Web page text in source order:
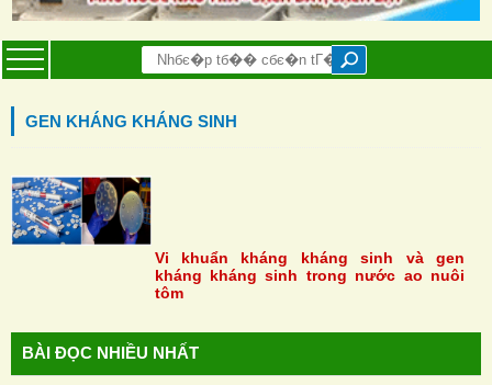
GEN KHÁNG KHÁNG SINH
Vi khuẩn kháng kháng sinh và gen
kháng kháng sinh trong nước ao nuôi
tôm
BÀI ĐỌC NHIỀU NHẤT